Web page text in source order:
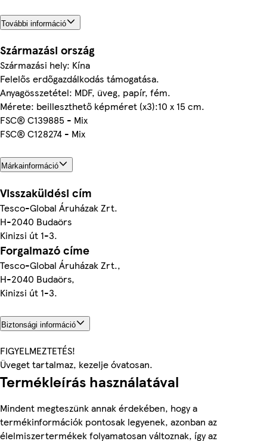
További információ
Származási ország
Származási hely: Kína
Felelős erdőgazdálkodás támogatása.
Anyagösszetétel: MDF, üveg, papír, fém.
Mérete: beilleszthető képméret (x3):10 x 15 cm.
FSC® C139885 - Mix
FSC® C128274 - Mix
Márkainformáció
Visszaküldési cím
Tesco-Global Áruházak Zrt.
H-2040 Budaörs
Kinizsi út 1-3.
Forgalmazó címe
Tesco-Global Áruházak Zrt.,
H-2040 Budaörs,
Kinizsi út 1-3.
Biztonsági információ
FIGYELMEZTETÉS!
Üveget tartalmaz, kezelje óvatosan.
Termékleírás használatával
Mindent megteszünk annak érdekében, hogy a
termékinformációk pontosak legyenek, azonban az
élelmiszertermékek folyamatosan változnak, így az